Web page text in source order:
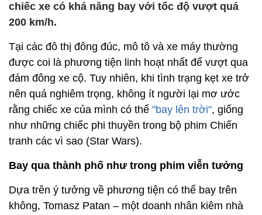
chiếc xe có khả năng bay với tốc độ vượt quá
200 km/h.
Tại các đô thị đông đúc, mô tô và xe máy thường
được coi là phương tiện linh hoạt nhất để vượt qua
đám đông xe cộ. Tuy nhiên, khi tình trạng kẹt xe trở
nên quá nghiêm trọng, không ít người lại mơ ước
rằng chiếc xe của mình có thể "bay lên trời", giống
như những chiếc phi thuyền trong bộ phim Chiến
tranh các vì sao (Star Wars).
Bay qua thành phố như trong phim viễn tưởng
Dựa trên ý tưởng về phương tiện có thể bay trên
không, Tomasz Patan – một doanh nhân kiêm nhà